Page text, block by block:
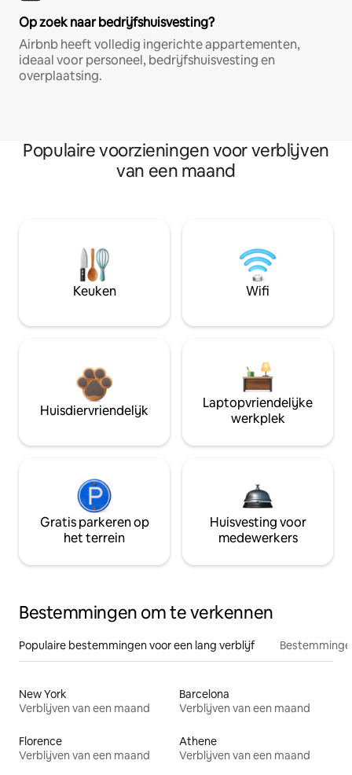
Op zoek naar bedrijfshuisvesting?
Airbnb heeft volledig ingerichte appartementen,
ideaal voor personeel, bedrijfshuisvesting en
overplaatsing.
Populaire voorzieningen voor verblijven
van een maand
Keuken Wifi
Huisdiervriendelijk
Laptopvriendelijke
werkplek
Gratis parkeren op
het terrein
Huisvesting voor
medewerkers
Bestemmingen om te verkennen
Populaire bestemmingen voor een lang verblijf
New York
Verblijven van een maand
Barcelona
Verblijven van een maand
Florence
Verblijven van een maand
Athene
Verblijven van een maand